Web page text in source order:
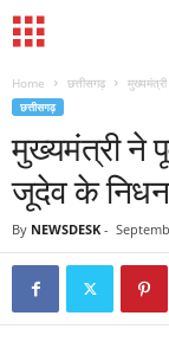
Home छत्तीसगढ़
छत्तीसगढ़
मुख्यमंत्री ने
जूदेव के निधन
By NEWSDESK -